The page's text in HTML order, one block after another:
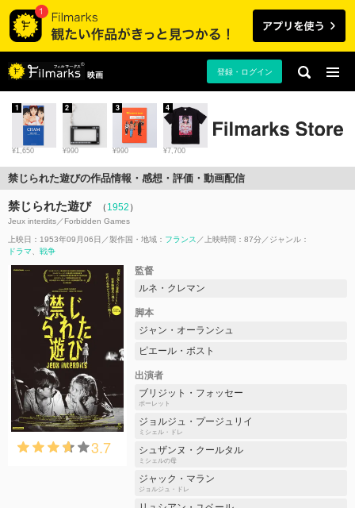
映画 登録・ログイン
¥1,650
1
¥990
2
¥990
3
¥7,700
4
禁じられた遊びの作品情報・感想・評価・動画配信
禁じられた遊び （ 1952 ）
Jeux interdits／Forbidden Games
上映日：1953年09月06日 製作国・地域： フランス 上映時間：87分
ジャンル：
ドラマ
戦争
3.7
監督
ルネ・クレマン
脚本
ジャン・オーランシュ
ピエール・ボスト
出演者
ブリジット・フォッセー
ポーレット
ジョルジュ・プージュリイ
ミシェル・ドレ
シュザンヌ・クールタル
ミシェルの母
ジャック・マラン
ジョルジュ・ドレ